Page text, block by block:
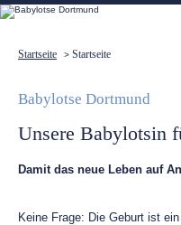
Startseite > Startseite
Babylotse Dortmund
Unsere Babylotsin
Damit das neue Leben auf
Keine Frage: Die Geburt ist